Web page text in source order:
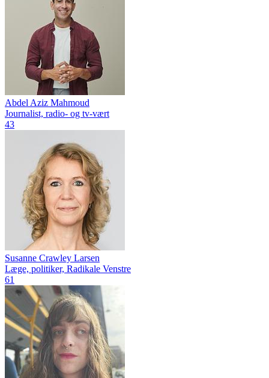
Abdel Aziz Mahmoud
Journalist, radio- og tv-vært
43
Susanne Crawley Larsen
Læge, politiker, Radikale Venstre
61